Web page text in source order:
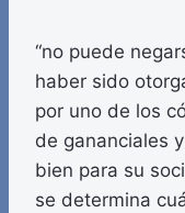
“no puede
haber sido
por uno de los
de gananciales
bien para su
se determina